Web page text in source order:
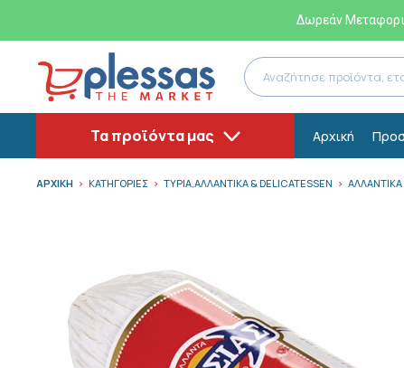
Δωρεάν
Τα προϊόντα μας Αρχική
ΑΡΧΙΚΗ ΚΑΤΗΓΟΡΙΕΣ ΤΥΡΙΑ,ΑΛΛΑΝΤΙΚΑ & DELICATESSEN ΑΛΛΑΝΤΙΚΑ